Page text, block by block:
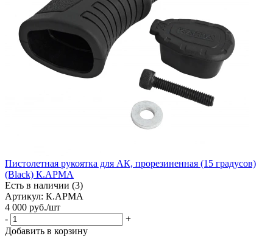
Пистолетная рукоятка для АК, прорезиненная (15 градусов)
(Black) К.АРМА
Есть в наличии (3)
Артикул: К.АРМА
4 000 руб./шт
-
+
Добавить в корзину